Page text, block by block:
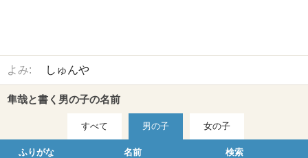
よみ: しゅんや
隼哉と書く男の子の名前
すべて 男の子 女の子
ふりがな 名前 検索